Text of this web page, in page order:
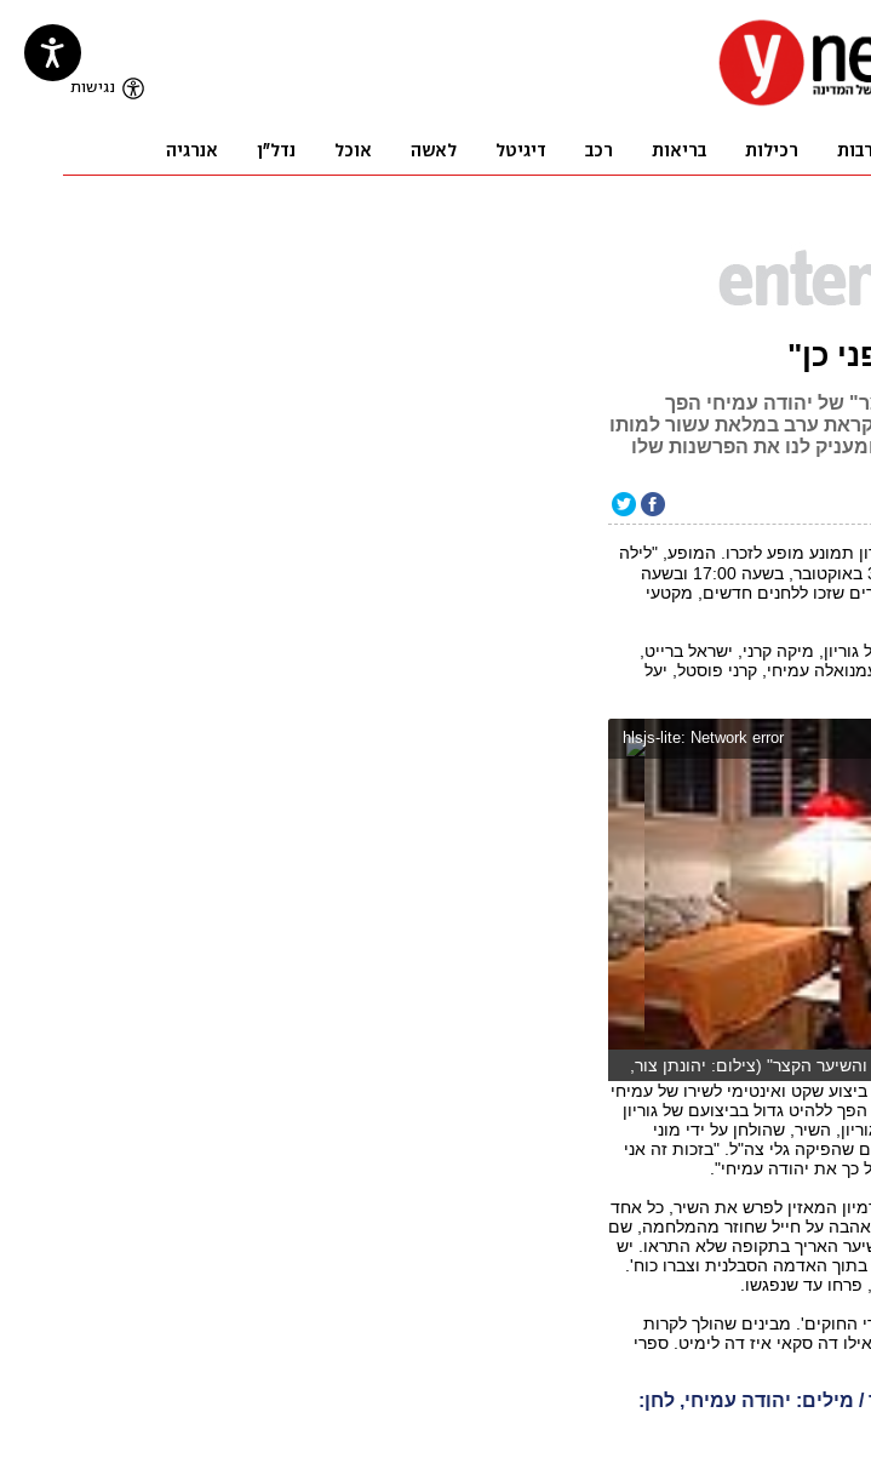
כן"
של יהודה עמיחי הפך
ערב במלאת עשור למותו
לנו את הפרשנות שלו
תמונע מופע לזכרו. המופע, "לילה
אחד של אהבה", שיתקיים במוצ"ש הקרוב, ה-30 באוקטובר, בשעה 17:00 ובשעה
שזכו ללחנים חדשים, מקטעי
מיקה קרני, ישראל ברייט,
עמיחי, קרני פוסטל, יעל
hlsjs-lite: Network error
הקצר" (צילום: יהונתן צור,
פפר)
שקט ואינטימי לשירו של עמיחי
ללהיט גדול בביצועם של גוריון
השיר, שהולחן על ידי מוני
שהפיקה גלי צה"ל. "בזכות זה אני
כך את יהודה עמיחי".
המאזין לפרש את השיר, כל אחד
אהבה על חייל שחוזר מהמלחמה, שם
האריך בתקופה שלא התראו. יש
האדמה הסבלנית וצברו כוח'.
עד שנפגשו.
החוקים'. מבינים שהולך לקרות
דה סקאי איז דה לימיט. ספרי
יהודה עמיחי, לחן: